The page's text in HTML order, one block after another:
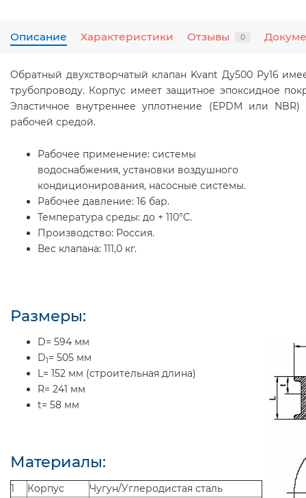
Описание Характеристики Отзывы 0
Обратный двухстворчатый клапан Kvant Ду500 Ру16
трубопроводу. Корпус имеет защитное эпоксидное
Эластичное внутреннее уплотнение (EPDM или
рабочей средой.
Рабочее применение: системы
водоснабжения, установки воздушного
кондиционирования, насосные системы.
Рабочее давление: 16 бар.
Температура среды: до + 110°C.
Производство: Россия.
Вес клапана: 111,0 кг.
Размеры:
D= 594 мм
D1= 505 мм
L= 152 мм (строительная длина)
R= 241 мм
t= 58 мм
Материалы:
1 Корпус
Чугун/Углеродистая сталь